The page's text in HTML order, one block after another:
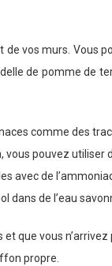
de vos murs. Vous
de pomme de
comme des
pouvez utiliser
avec de
dans de l’eau
que vous
propre.